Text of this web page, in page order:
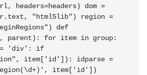
headers=headers) dom =
"html5lib") region =
def
parent): for item in group:
'div': if
item['id']): idparse =
item['id'])